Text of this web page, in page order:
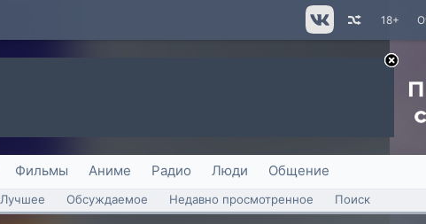
18+
Фильмы Аниме Радио Люди Общение
Лучшее Обсуждаемое Недавно просмотренное Поиск